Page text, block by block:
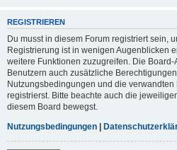
REGISTRIEREN
Du musst in diesem Forum registriert sein,
Registrierung ist in wenigen Augenblicken
weitere Funktionen zuzugreifen. Die
Benutzern auch zusätzliche
Nutzungsbedingungen und die
registrierst. Bitte beachte auch die
diesem Board bewegst.
Nutzungsbedingungen |